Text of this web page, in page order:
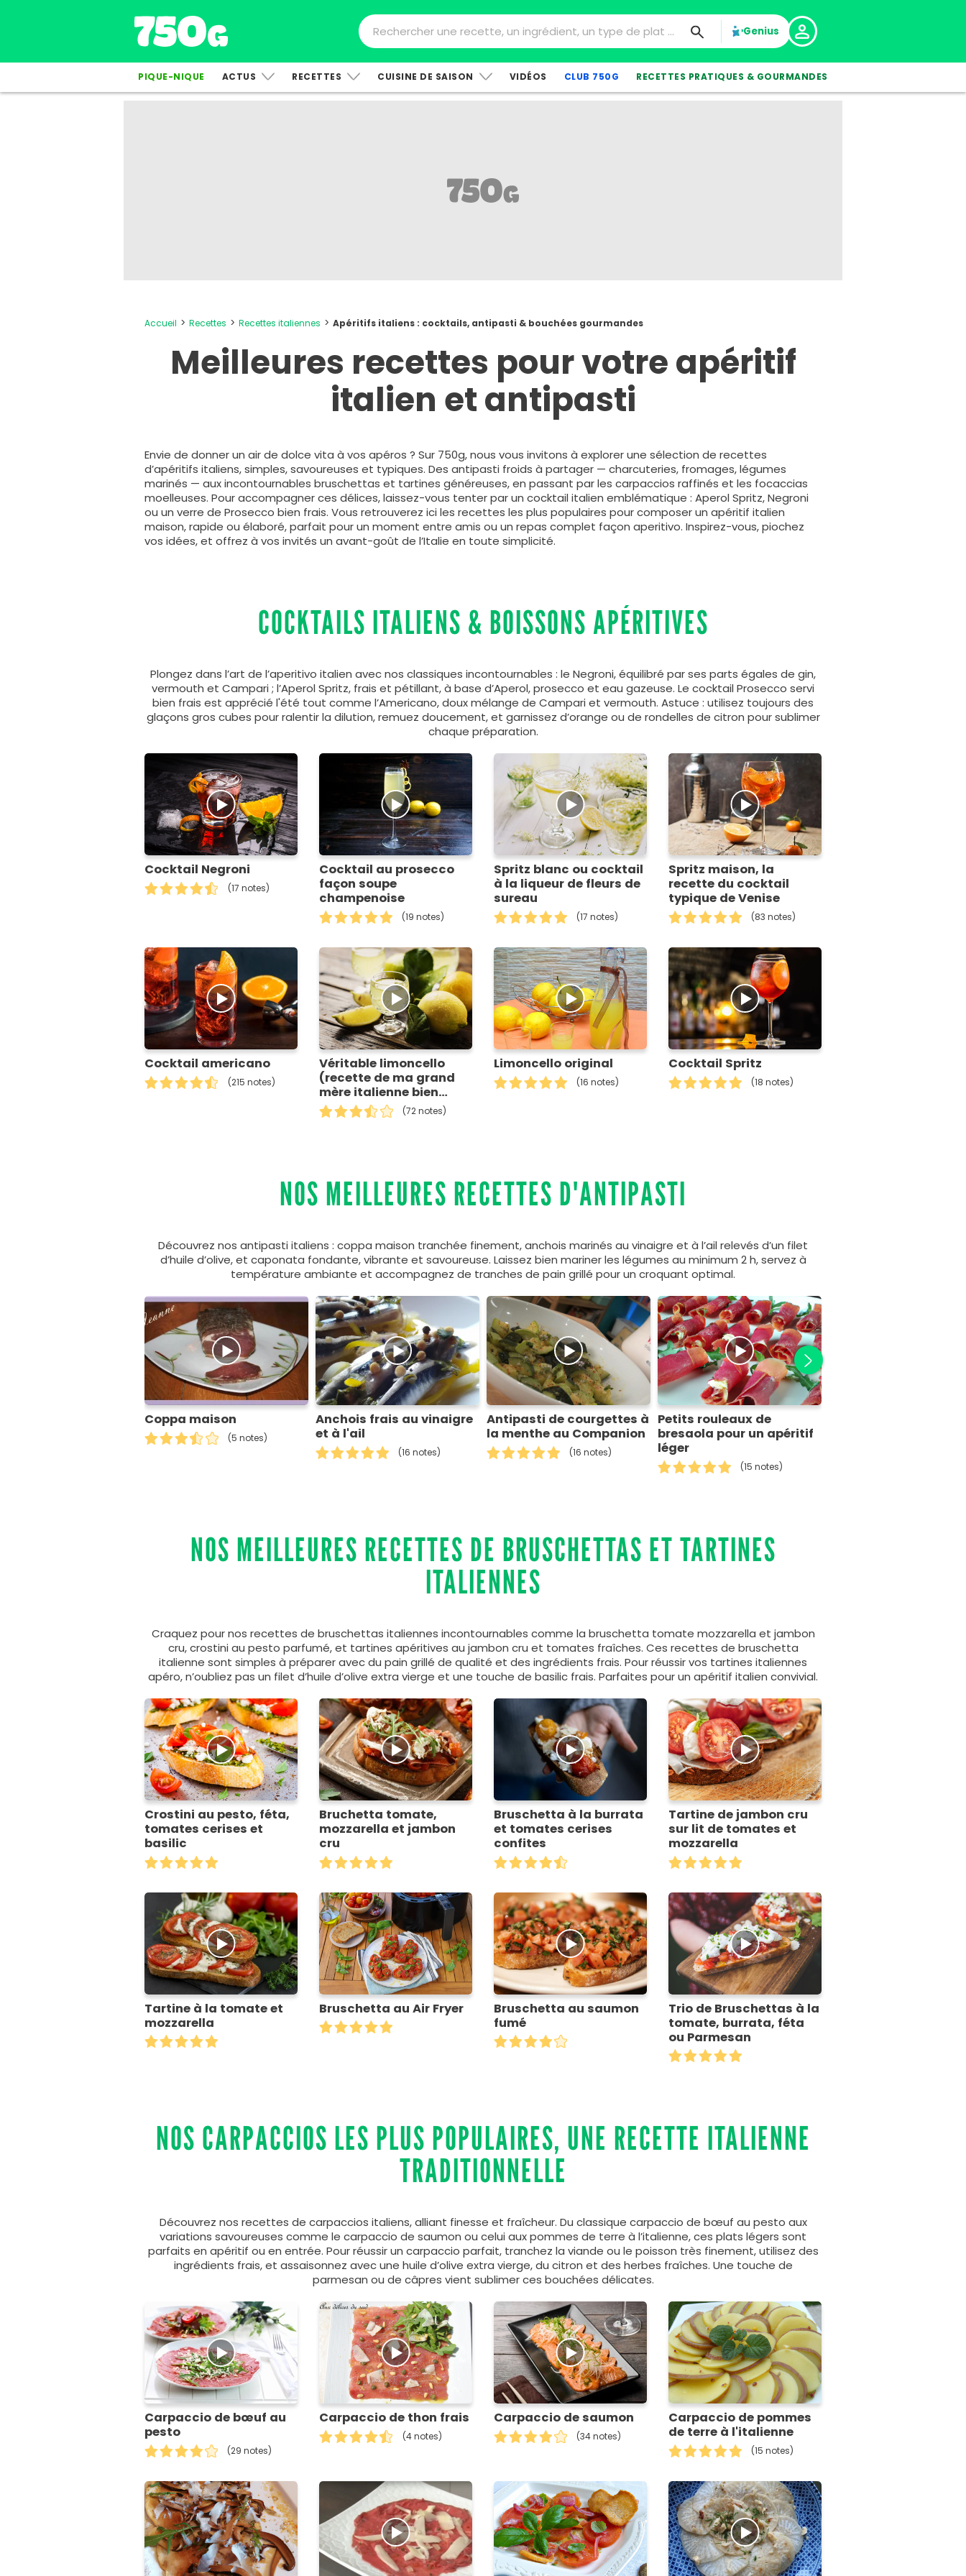
Genius
PIQUE-NIQUE ACTUS RECETTES CUISINE DE SAISON VIDÉOS CLUB 750G RECETTES PRATIQUES & GOURMANDES
Accueil Recettes Recettes italiennes Apéritifs italiens : cocktails, antipasti & bouchées gourmandes
Meilleures recettes pour votre apéritif
italien et antipasti
Envie de donner un air de dolce vita à vos apéros ? Sur 750g, nous vous invitons à explorer une sélection de recettes
d’apéritifs italiens, simples, savoureuses et typiques. Des antipasti froids à partager — charcuteries, fromages, légumes
marinés — aux incontournables bruschettas et tartines généreuses, en passant par les carpaccios raffinés et les focaccias
moelleuses. Pour accompagner ces délices, laissez-vous tenter par un cocktail italien emblématique : Aperol Spritz, Negroni
ou un verre de Prosecco bien frais. Vous retrouverez ici les recettes les plus populaires pour composer un apéritif italien
maison, rapide ou élaboré, parfait pour un moment entre amis ou un repas complet façon aperitivo. Inspirez-vous, piochez
vos idées, et offrez à vos invités un avant-goût de l’Italie en toute simplicité.
COCKTAILS ITALIENS & BOISSONS APÉRITIVES
Plongez dans l’art de l’aperitivo italien avec nos classiques incontournables : le Negroni, équilibré par ses parts égales de gin,
vermouth et Campari ; l’Aperol Spritz, frais et pétillant, à base d’Aperol, prosecco et eau gazeuse. Le cocktail Prosecco servi
bien frais est apprécié l'été tout comme l’Americano, doux mélange de Campari et vermouth. Astuce : utilisez toujours des
glaçons gros cubes pour ralentir la dilution, remuez doucement, et garnissez d’orange ou de rondelles de citron pour sublimer
chaque préparation.
Cocktail Negroni
(17 notes)
Cocktail au prosecco
façon soupe
champenoise
(19 notes)
Spritz blanc ou cocktail
à la liqueur de fleurs de
sureau
(17 notes)
Spritz maison, la
recette du cocktail
typique de Venise
(83 notes)
Cocktail americano
(215 notes)
Véritable limoncello
(recette de ma grand
mère italienne bien
entendu ! )
(72 notes)
Limoncello original
(16 notes)
Cocktail Spritz
(18 notes)
NOS MEILLEURES RECETTES D'ANTIPASTI
Découvrez nos antipasti italiens : coppa maison tranchée finement, anchois marinés au vinaigre et à l’ail relevés d’un filet
d’huile d’olive, et caponata fondante, vibrante et savoureuse. Laissez bien mariner les légumes au minimum 2 h, servez à
température ambiante et accompagnez de tranches de pain grillé pour un croquant optimal.
Coppa maison
(5 notes)
Anchois frais au vinaigre
et à l'ail
(16 notes)
Antipasti de courgettes à
la menthe au Companion
(16 notes)
Petits rouleaux de
bresaola pour un apéritif
léger
(15 notes)
NOS MEILLEURES RECETTES DE BRUSCHETTAS ET TARTINES
ITALIENNES
Craquez pour nos recettes de bruschettas italiennes incontournables comme la bruschetta tomate mozzarella et jambon
cru, crostini au pesto parfumé, et tartines apéritives au jambon cru et tomates fraîches. Ces recettes de bruschetta
italienne sont simples à préparer avec du pain grillé de qualité et des ingrédients frais. Pour réussir vos tartines italiennes
apéro, n’oubliez pas un filet d’huile d’olive extra vierge et une touche de basilic frais. Parfaites pour un apéritif italien convivial.
Crostini au pesto, féta,
tomates cerises et
basilic
Bruchetta tomate,
mozzarella et jambon
cru
Bruschetta à la burrata
et tomates cerises
confites
Tartine de jambon cru
sur lit de tomates et
mozzarella
Tartine à la tomate et
mozzarella
Bruschetta au Air Fryer
Bruschetta au saumon
fumé
Trio de Bruschettas à la
tomate, burrata, féta
ou Parmesan
NOS CARPACCIOS LES PLUS POPULAIRES, UNE RECETTE ITALIENNE
TRADITIONNELLE
Découvrez nos recettes de carpaccios italiens, alliant finesse et fraîcheur. Du classique carpaccio de bœuf au pesto aux
variations savoureuses comme le carpaccio de saumon ou celui aux pommes de terre à l’italienne, ces plats légers sont
parfaits en apéritif ou en entrée. Pour réussir un carpaccio parfait, tranchez la viande ou le poisson très finement, utilisez des
ingrédients frais, et assaisonnez avec une huile d’olive extra vierge, du citron et des herbes fraîches. Une touche de
parmesan ou de câpres vient sublimer ces bouchées délicates.
Carpaccio de bœuf au
pesto
(29 notes)
Carpaccio de thon frais
(4 notes)
Carpaccio de saumon
(34 notes)
Carpaccio de pommes
de terre à l'italienne
(15 notes)